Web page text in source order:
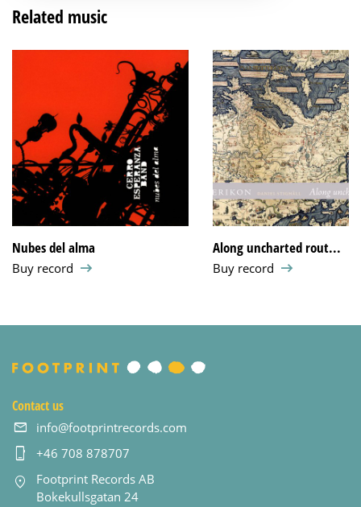
Related music
Nubes del alma
Buy record
Along uncharted rout...
Buy record
Contact us
info@footprintrecords.com
+46 708 878707
Footprint Records AB
Bokekullsgatan 24